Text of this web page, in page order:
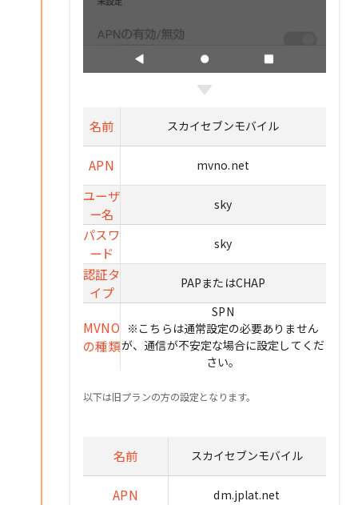
名前 スカイセブンモバイル
APN mvno.net
ユーザ
ー名
sky
パスワ
ード
sky
認証タ
イプ
PAPまたはCHAP
MVNO
の種類
SPN
※こちらは通常設定の必要ありません
が、通信が不安定な場合に設定してくだ
さい。
以下は旧プランの方の設定となります。
名前 スカイセブンモバイル
APN dm.jplat.net